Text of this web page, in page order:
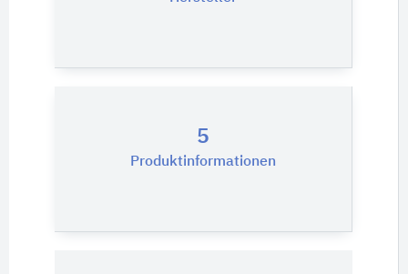
5
Produktinformationen